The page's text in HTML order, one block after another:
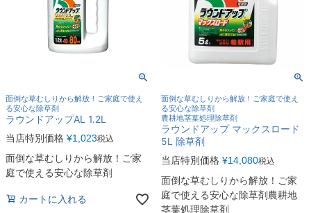
面倒な草むしりから解放！ご家庭で使え
る安心な除草剤
ラウンドアップAL 1.2L
当店特別価格 ¥1,023税込
面倒な草むしりから解放！ご家
庭で使える安心な除草剤
カートに入れる
面倒な草むしりから解放！ご家庭で使え
る安心な除草剤
農耕地茎葉処理除草剤
ラウンドアップ マックスロード
5L 除草剤
当店特別価格 ¥14,080税込
面倒な草むしりから解放！ご家
庭で使える安心な除草剤農耕地
茎葉処理除草剤